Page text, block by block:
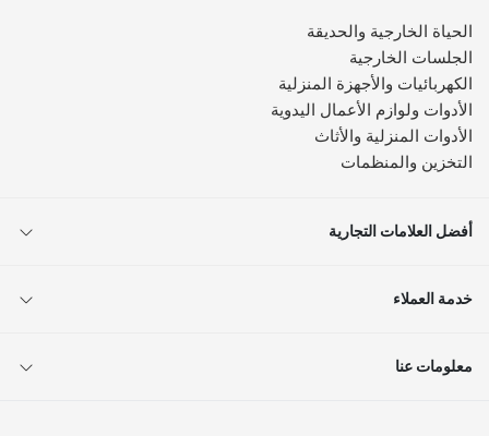
الحياة الخارجية والحديقة
الجلسات الخارجية
الكهربائيات والأجهزة المنزلية
الأدوات ولوازم الأعمال اليدوية
الأدوات المنزلية والأثاث
التخزين والمنظمات
أفضل العلامات التجارية
خدمة العملاء
معلومات عنا